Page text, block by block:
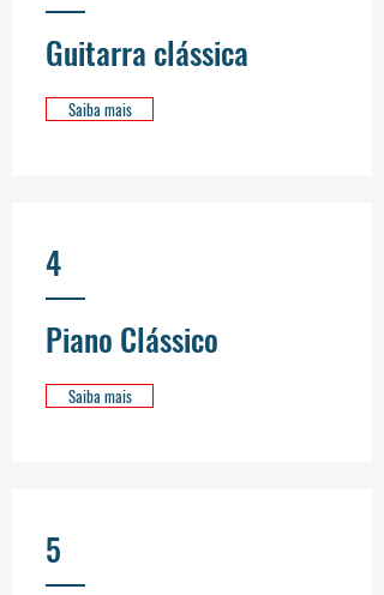
Guitarra clássica
Saiba mais
4
Piano Clássico
Saiba mais
5